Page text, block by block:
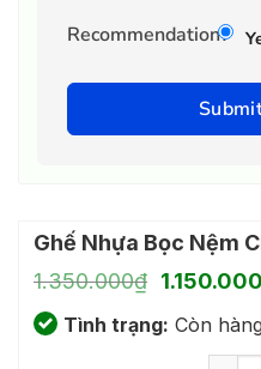
Recommendation?
Ghế Nhựa Bọc Nệm
1.350.000₫ Giá
là:
Tình trạng: Còn hàng